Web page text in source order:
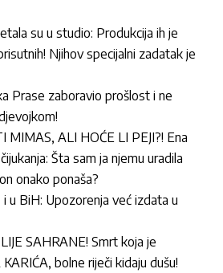
su u studio: Produkcija ih je
Njihov specijalni zadatak je
Prase zaboravio prošlost i ne
MIMAS, ALI HOĆE LI PEJI?! Ena
Šta sam ja njemu uradila
onako ponaša?
u BiH: Upozorenja već izdata u
SAHRANE! Smrt koja je
bolne riječi kidaju dušu!